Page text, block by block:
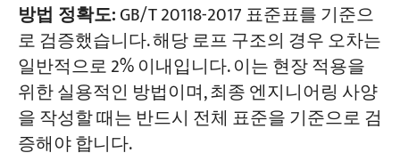
방법 정확도:GB/T 20118-2017 표준표를 기준으
로 검증했습니다. 해당 로프 구조의 경우 오차는
일반적으로 2% 이내입니다. 이는 현장 적용을
위한 실용적인 방법이며, 최종 엔지니어링 사양
을 작성할 때는 반드시 전체 표준을 기준으로 검
증해야 합니다.